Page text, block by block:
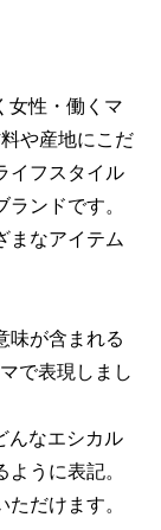
女性・働くマ
や産地にこだ
イフスタイル
ンドです。
まなアイテム
味が含まれる
で表現しまし
んなエシカル
うに表記。
だけます。